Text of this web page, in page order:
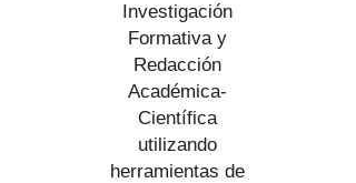
Investigación
Formativa y
Redacción
Académica-
Científica
utilizando
herramientas de